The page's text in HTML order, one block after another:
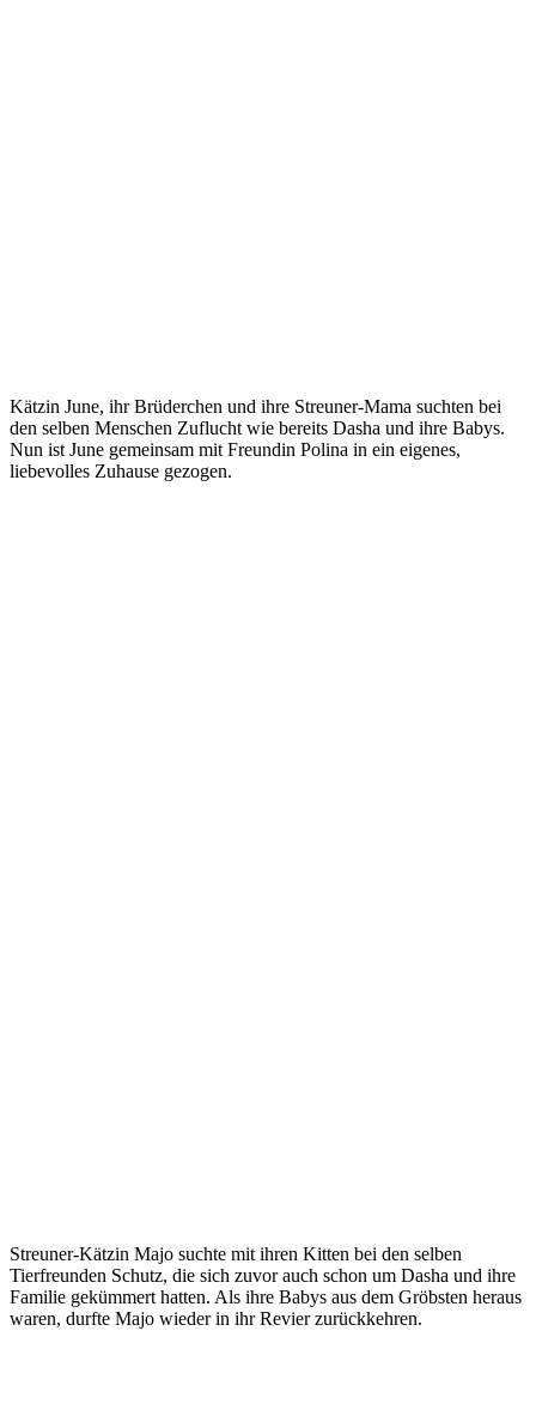
Kätzin June, ihr Brüderchen und ihre Streuner-Mama suchten bei
den selben Menschen Zuflucht wie bereits Dasha und ihre Babys.
Nun ist June gemeinsam mit Freundin Polina in ein eigenes,
liebevolles Zuhause gezogen.
Streuner-Kätzin Majo suchte mit ihren Kitten bei den selben
Tierfreunden Schutz, die sich zuvor auch schon um Dasha und ihre
Familie gekümmert hatten. Als ihre Babys aus dem Gröbsten heraus
waren, durfte Majo wieder in ihr Revier zurückkehren.